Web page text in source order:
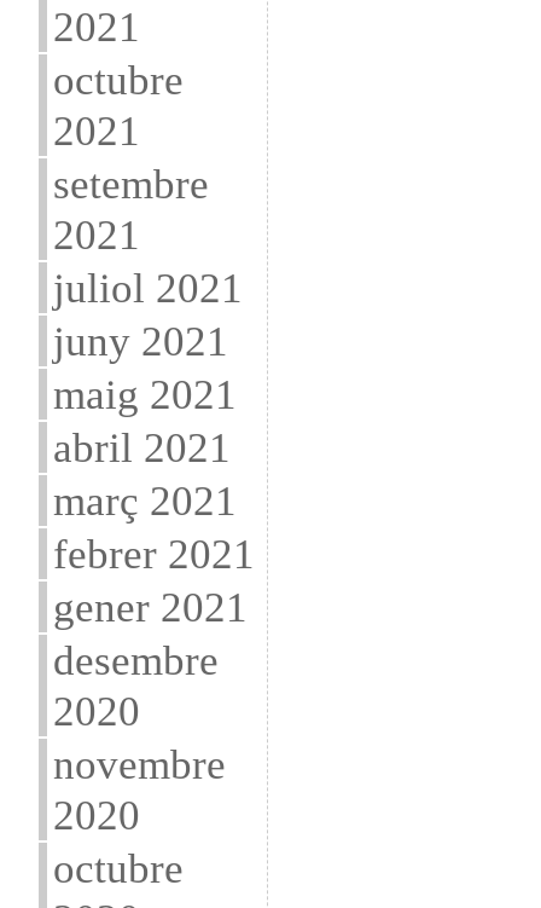
2021
octubre
2021
setembre
2021
juliol 2021
juny 2021
maig 2021
abril 2021
març 2021
febrer 2021
gener 2021
desembre
2020
novembre
2020
octubre